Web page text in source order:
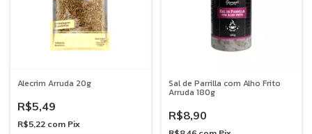
Alecrim Arruda 20g
R$5,49
R$5,22 com Pix
Sal de Parrilla com Alho Frito
Arruda 180g
R$8,90